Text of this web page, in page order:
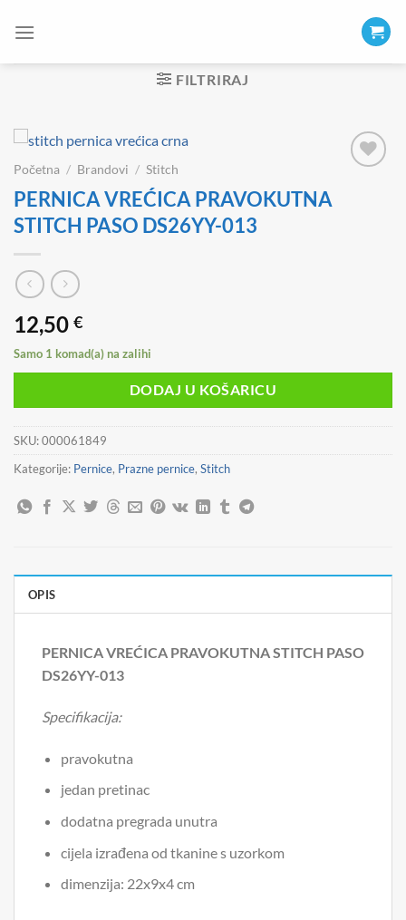
FILTRIRAJ
Početna / Brandovi / Stitch
PERNICA VREĆICA PRAVOKUTNA
STITCH PASO DS26YY-013
12,50 €
Samo 1 komad(a) na zalihi
DODAJ U KOŠARICU
SKU:000061849
Kategorije: Pernice, Prazne pernice, Stitch
OPIS
PERNICA VREĆICA PRAVOKUTNA STITCH PASO
DS26YY-013
Specifikacija:
pravokutna
jedan pretinac
dodatna pregrada unutra
cijela izrađena od tkanine s uzorkom
dimenzija: 22x9x4 cm